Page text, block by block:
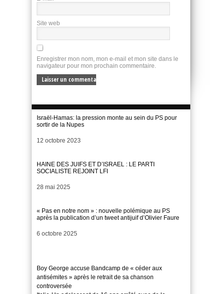
Site web
Enregistrer mon nom, mon e-mail et mon site dans le
navigateur pour mon prochain commentaire.
Israël-Hamas: la pression monte au sein du PS pour
sortir de la Nupes
Date
12 octobre 2023
HAINE DES JUIFS ET D’ISRAEL : LE PARTI
SOCIALISTE REJOINT LFI
Date
28 mai 2025
« Pas en notre nom » : nouvelle polémique au PS
après la publication d’un tweet antijuif d’Olivier Faure
Date
6 octobre 2025
Boy George accuse Bandcamp de « céder aux
antisémites » après le retrait de sa chanson
controversée